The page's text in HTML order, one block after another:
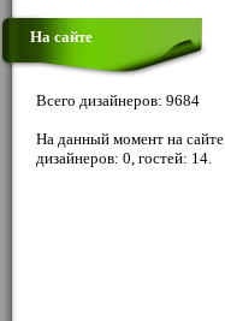
На сайте
Всего дизайнеров: 9684
На данный момент на сайте
дизайнеров: 0, гостей: 14.